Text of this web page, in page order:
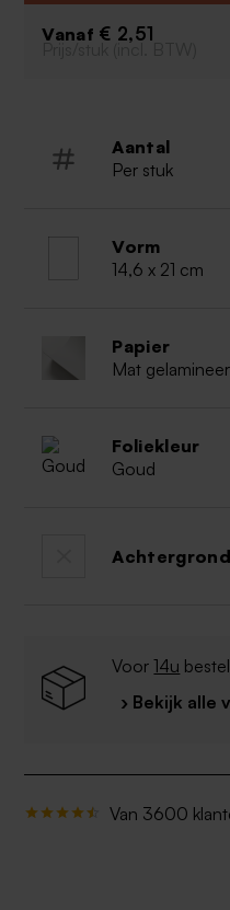
eigen ontwerp
Vanaf € 2,51
Prijs/stuk (incl. BTW)
Aantal
Per stuk
Vorm
14,6 x 21 cm
Papier
Mat
Foliekleur
Goud
Achtergrond
Voor14u
› Bekijk alle
Van 3600